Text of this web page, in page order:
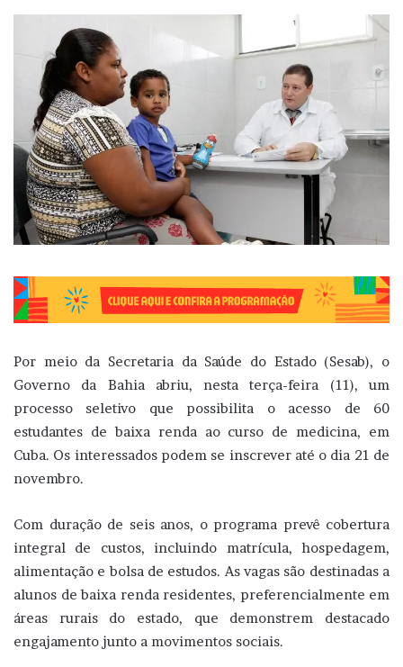
Por meio da Secretaria da Saúde do Estado (Sesab), o
Governo da Bahia abriu, nesta terça-feira (11), um
processo seletivo que possibilita o acesso de 60
estudantes de baixa renda ao curso de medicina, em
Cuba. Os interessados podem se inscrever até o dia 21 de
novembro.
Com duração de seis anos, o programa prevê cobertura
integral de custos, incluindo matrícula, hospedagem,
alimentação e bolsa de estudos. As vagas são destinadas a
alunos de baixa renda residentes, preferencialmente em
áreas rurais do estado, que demonstrem destacado
engajamento junto a movimentos sociais.